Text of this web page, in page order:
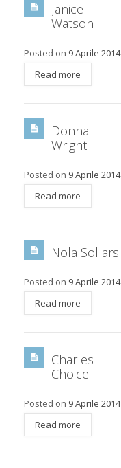
Janice
Watson
Posted on 9 Aprile 2014
Read more
Donna
Wright
Posted on 9 Aprile 2014
Read more
Nola Sollars
Posted on 9 Aprile 2014
Read more
Charles
Choice
Posted on 9 Aprile 2014
Read more